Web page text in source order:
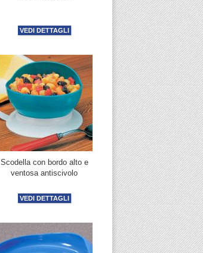
VEDI DETTAGLI
Scodella con bordo alto e
ventosa antiscivolo
VEDI DETTAGLI